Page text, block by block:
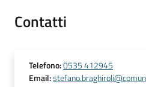
argomenti...
Seguici
Contatti
Telefono:0535 412945
Email: